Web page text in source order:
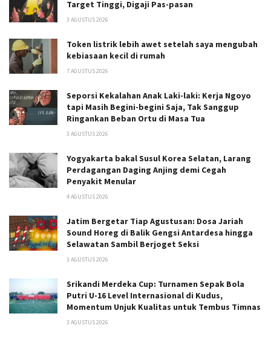
Target Tinggi, Digaji Pas-pasan
3 AGUSTUS 2026
Token listrik lebih awet setelah saya mengubah
kebiasaan kecil di rumah
7 AGUSTUS 2026
Seporsi Kekalahan Anak Laki-laki: Kerja Ngoyo
tapi Masih Begini-begini Saja, Tak Sanggup
Ringankan Beban Ortu di Masa Tua
3 AGUSTUS 2026
Yogyakarta bakal Susul Korea Selatan, Larang
Perdagangan Daging Anjing demi Cegah
Penyakit Menular
4 AGUSTUS 2026
Jatim Bergetar Tiap Agustusan: Dosa Jariah
Sound Horeg di Balik Gengsi Antardesa hingga
Selawatan Sambil Berjoget Seksi
3 AGUSTUS 2026
Srikandi Merdeka Cup: Turnamen Sepak Bola
Putri U-16 Level Internasional di Kudus,
Momentum Unjuk Kualitas untuk Tembus Timnas
3 AGUSTUS 2026